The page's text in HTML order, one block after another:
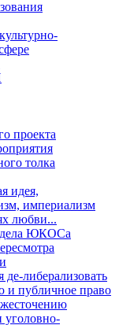
проекта
толка
идея,
империализм
любви...
ЮКОСа
либерализовать
и публичное право
уголовно-